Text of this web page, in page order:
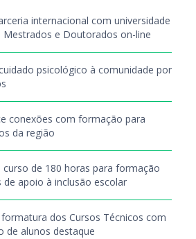
internacional com universidade
Mestrados e Doutorados on-line
psicológico à comunidade por
conexões com formação para
da região
de 180 horas para formação
de apoio à inclusão escolar
dos Cursos Técnicos com
de alunos destaque